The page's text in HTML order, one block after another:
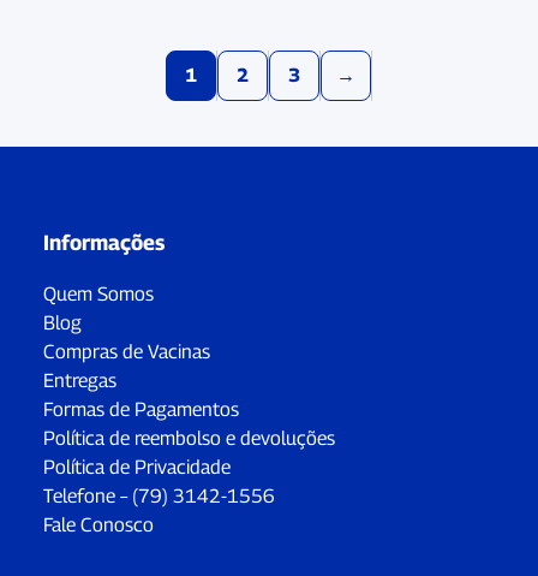
1 2 3 →
Informações
Quem Somos
Blog
Compras de Vacinas
Entregas
Formas de Pagamentos
Política de reembolso e devoluções
Política de Privacidade
Telefone – (79) 3142-1556
Fale Conosco